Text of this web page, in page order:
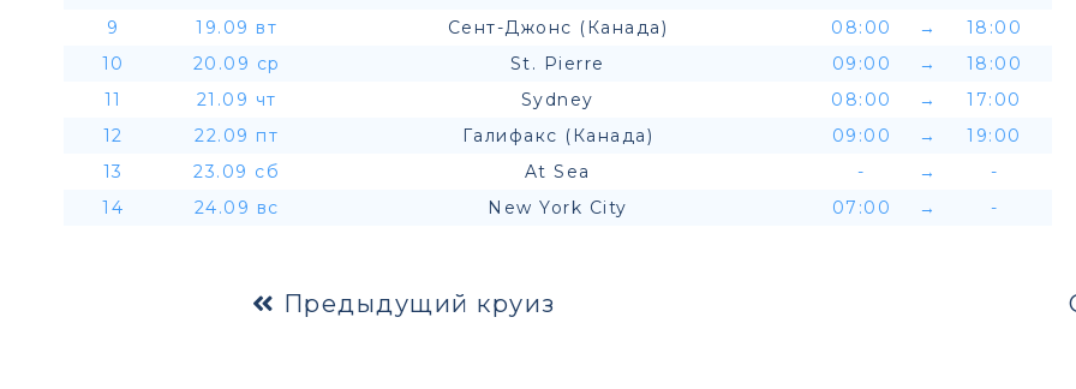
9
19.09 вт Сент-Джонс (Канада) 08:00 →
18:00
10
20.09 ср St. Pierre 09:00 →
18:00
11
21.09 чт Sydney 08:00 →
17:00
12
22.09 пт Галифакс (Канада) 09:00 →
19:00
13
23.09 сб At Sea - →
-
14
24.09 вс New York City 07:00 → -
Предыдущий круиз